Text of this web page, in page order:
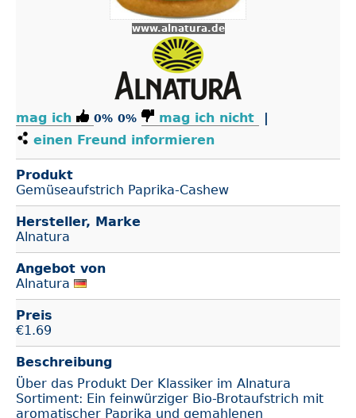
www.alnatura.de
mag ich 0% 0% mag ich nicht
einen Freund informieren
Produkt
Gemüseaufstrich Paprika-Cashew
Hersteller, Marke
Alnatura
Angebot von
Alnatura
Preis
€1.69
Beschreibung
Über das Produkt Der Klassiker im Alnatura
Sortiment: Ein feinwürziger Bio-Brotaufstrich mit
aromatischer Paprika und gemahlenen